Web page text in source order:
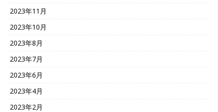
2023年11月
2023年10月
2023年8月
2023年7月
2023年6月
2023年4月
2023年2月